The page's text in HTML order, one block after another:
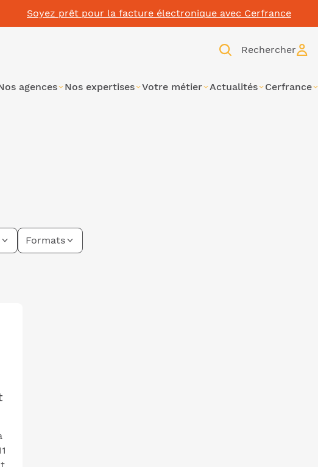
Soyez prêt pour la facture électronique avec Cerfrance
Rechercher
agences Nos expertises Votre métier Actualités Cerfrance
Formats